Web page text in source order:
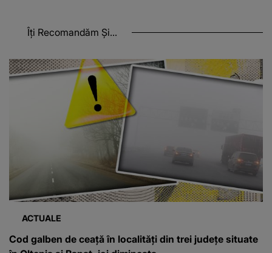
Îți Recomandăm Și...
ACTUALE
Cod galben de ceaţă în localităţi din trei judeţe situate